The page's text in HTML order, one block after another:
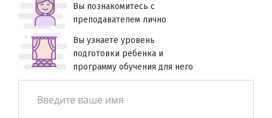
Вы познакомитесь с
преподавателем лично
Вы узнаете уровень
подготовки ребенка и
программу обучения для него